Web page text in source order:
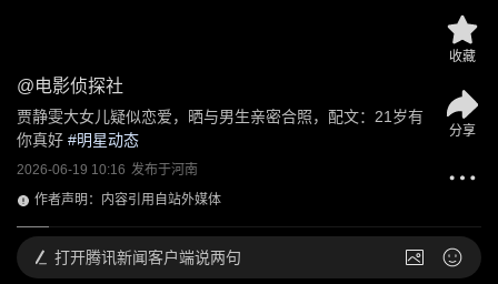
@电影侦探社
贾静雯大女儿疑似恋爱，晒与男生亲密合照，配文：21岁有
你真好 #明星动态
2026-06-19 10:16 发布于河南
作者声明：内容引用自站外媒体
收藏
分享
打开腾讯新闻客户端说两句